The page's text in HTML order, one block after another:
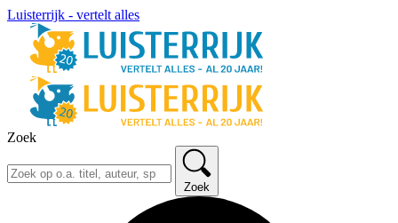
Luisterrijk - vertelt alles
Zoek
Zoek